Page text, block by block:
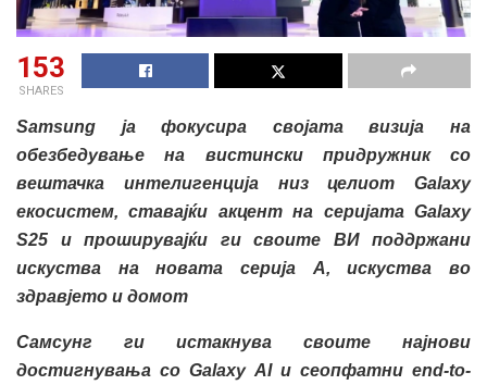
153
SHARES
Samsung ја фокусира својата визија на
обезбедување на вистински придружник со
вештачка интелигенција низ целиот Galaxy
екосистем, ставајќи акцент на серијата Galaxy
S25 и проширувајќи ги своите ВИ поддржани
искуства на новата серија А, искуства во
здравјето и домот
Самсунг ги истакнува своите најнови
достигнувања со Galaxy AI и сеопфатни end-to-